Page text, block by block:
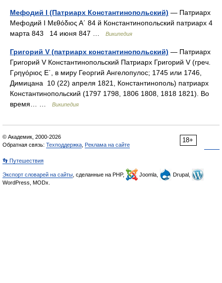
Мефодий I (Патриарх Константинопольский) — Патриарх
Мефодий I Μεθόδιος Α΄ 84 й Константинопольский патриарх 4
марта 843 14 июня 847 …
Википедия
Григорий V (патриарх константинопольский) — Патриарх
Григорий V Константинопольский Патриарх Григорий V (греч.
Γρηγόριος Ε΄, в миру Георгий Ангелопулос; 1745 или 1746,
Димицана 10 (22) апреля 1821, Константинополь) патриарх
Константинопольский (1797 1798, 1806 1808, 1818 1821). Во
время… …
Википедия
18+
© Академик, 2000-2026
Обратная связь: Техподдержка Реклама на сайте
👣 Путешествия
Экспорт словарей на сайты , сделанные на PHP, Joomla,
Drupal,
WordPress, MODx.